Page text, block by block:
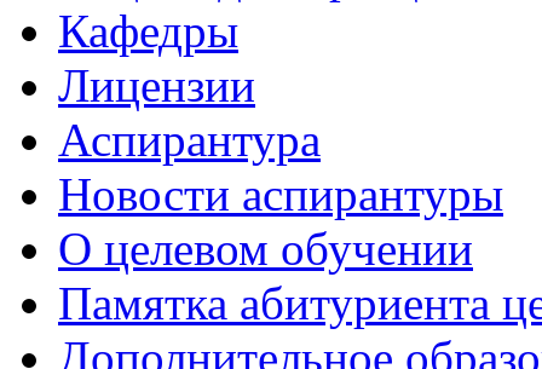
Кафедры
Лицензии
Аспирантура
Новости аспирантуры
О целевом обучении
Памятка абитуриента
Дополнительное